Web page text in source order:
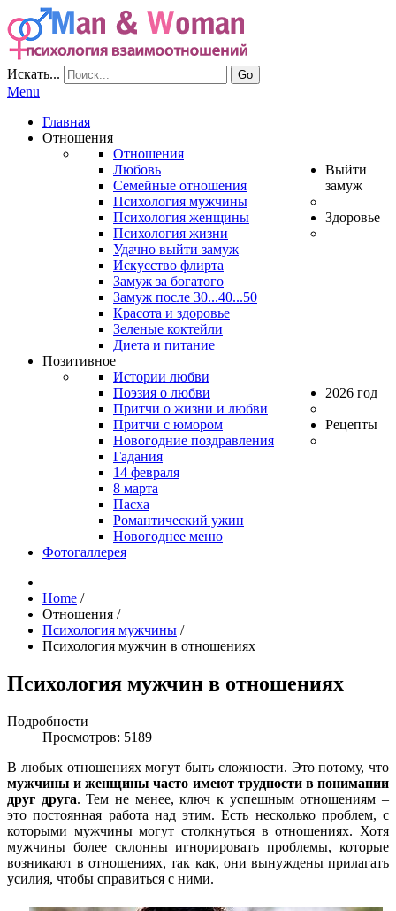
Искать... Go
Menu
Главная
Отношения
Отношения
Любовь
Семейные отношения
Психология мужчины
Психология женщины
Психология жизни
Выйти
замуж
Удачно выйти замуж
Искусство флирта
Замуж за богатого
Замуж после 30...40...50
Здоровье
Красота и здоровье
Зеленые коктейли
Диета и питание
Позитивное
Истории любви
Поэзия о любви
Притчи о жизни и любви
Притчи с юмором
2026 год
Новогодние поздравления
Гадания
14 февраля
8 марта
Рецепты
Пасха
Романтический ужин
Новогоднее меню
Фотогаллерея
Home /
Отношения /
Психология мужчины /
Психология мужчин в отношениях
Психология мужчин в отношениях
Подробности
Просмотров: 5189
В любых отношениях могут быть сложности. Это потому, что
мужчины и женщины часто имеют трудности в понимании
друг друга. Тем не менее, ключ к успешным отношениям –
это постоянная работа над этим. Есть несколько проблем, с
которыми мужчины могут столкнуться в отношениях. Хотя
мужчины более склонны игнорировать проблемы, которые
возникают в отношениях, так как, они вынуждены прилагать
усилия, чтобы справиться с ними.